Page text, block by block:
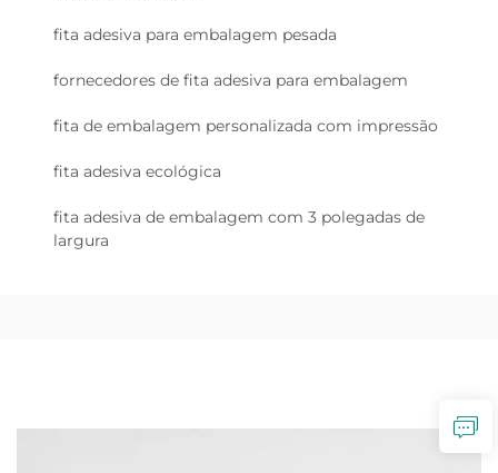
fita adesiva para embalagem pesada
fornecedores de fita adesiva para embalagem
fita de embalagem personalizada com impressão
fita adesiva ecológica
fita adesiva de embalagem com 3 polegadas de
largura